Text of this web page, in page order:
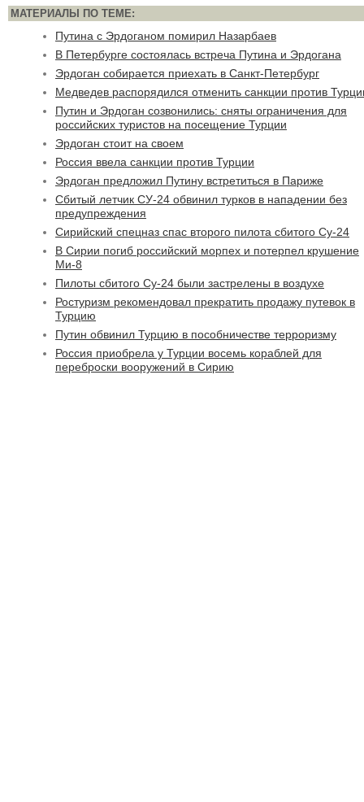
МАТЕРИАЛЫ ПО ТЕМЕ:
Путина с Эрдоганом помирил Назарбаев
В Петербурге состоялась встреча Путина и Эрдогана
Эрдоган собирается приехать в Санкт-Петербург
Медведев распорядился отменить санкции против
Путин и Эрдоган созвонились: сняты ограничения для
российских туристов на посещение Турции
Эрдоган стоит на своем
Россия ввела санкции против Турции
Эрдоган предложил Путину встретиться в Париже
Сбитый летчик СУ-24 обвинил турков в нападении без
предупреждения
Сирийский спецназ спас второго пилота сбитого Су-24
В Сирии погиб российский морпех и потерпел крушение
Ми-8
Пилоты сбитого Су-24 были застрелены в воздухе
Ростуризм рекомендовал прекратить продажу путевок в
Турцию
Путин обвинил Турцию в пособничестве терроризму
Россия приобрела у Турции восемь кораблей для
переброски вооружений в Сирию